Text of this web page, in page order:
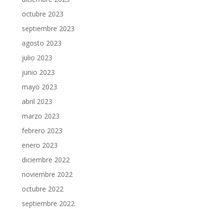
octubre 2023
septiembre 2023
agosto 2023
julio 2023
junio 2023
mayo 2023
abril 2023
marzo 2023
febrero 2023
enero 2023
diciembre 2022
noviembre 2022
octubre 2022
septiembre 2022